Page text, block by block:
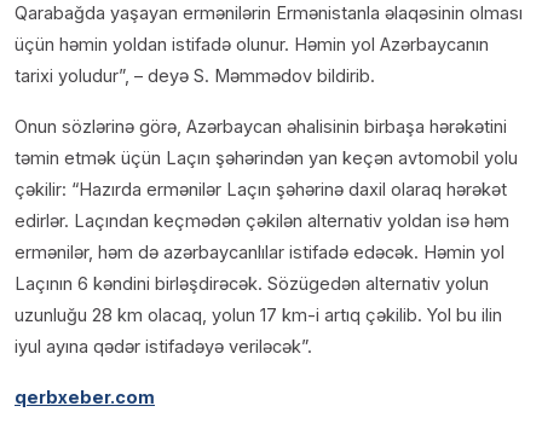
Qarabağda yaşayan ermənilərin Ermənistanla əlaqəsinin olması
üçün həmin yoldan istifadə olunur. Həmin yol Azərbaycanın
tarixi yoludur”, – deyə S. Məmmədov bildirib.
Onun sözlərinə görə, Azərbaycan əhalisinin birbaşa hərəkətini
təmin etmək üçün Laçın şəhərindən yan keçən avtomobil yolu
çəkilir: “Hazırda ermənilər Laçın şəhərinə daxil olaraq hərəkət
edirlər. Laçından keçmədən çəkilən alternativ yoldan isə həm
ermənilər, həm də azərbaycanlılar istifadə edəcək. Həmin yol
Laçının 6 kəndini birləşdirəcək. Sözügedən alternativ yolun
uzunluğu 28 km olacaq, yolun 17 km-i artıq çəkilib. Yol bu ilin
iyul ayına qədər istifadəyə veriləcək”.
qerbxeber.com